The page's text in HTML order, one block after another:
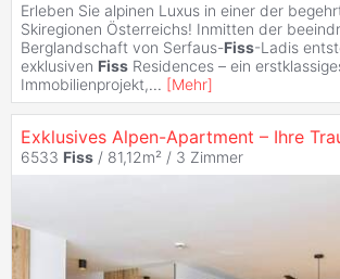
Erleben Sie alpinen Luxus in einer der
Skiregionen Österreichs! Inmitten der
Berglandschaft von Serfaus-Fiss-Ladis
exklusiven Fiss Residences – ein
Immobilienprojekt,... [Mehr]
6533 Fiss / 81,12m² / 3 Zimmer